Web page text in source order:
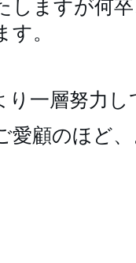
しますが何
。
り一層努力
愛顧のほど